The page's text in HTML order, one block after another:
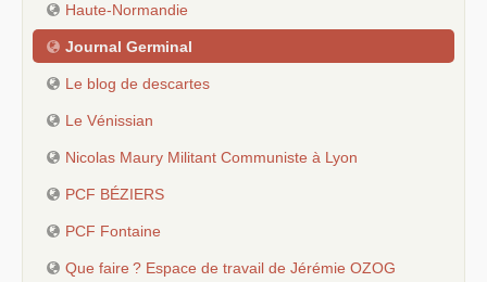
Haute-Normandie
Journal Germinal
Le blog de descartes
Le Vénissian
Nicolas Maury Militant Communiste à Lyon
PCF BÉZIERS
PCF Fontaine
Que faire ? Espace de travail de Jérémie OZOG